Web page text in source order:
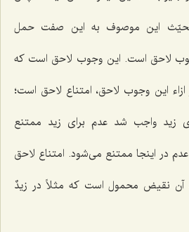
این موصوف به این صفت حمل
لاحق است. این وجوب لاحق است که
این وجوب لاحق، امتناع لاحق است؛
زید واجب شد عدم برای زید ممتنع
در اینجا ممتنع می‌شود. امتناع لاحق
آن نقیض محمول است که مثلاً در زیدٌ